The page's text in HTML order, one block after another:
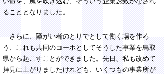
ることとなりました。
さらに、障がい者のとりでとして働く場を作ろ
う、これも共同のコーポとしてそうした事業を鳥取
県から起こすことができました。先日、私も改めて
拝見に上がりましたけれども、いくつもの事業所が